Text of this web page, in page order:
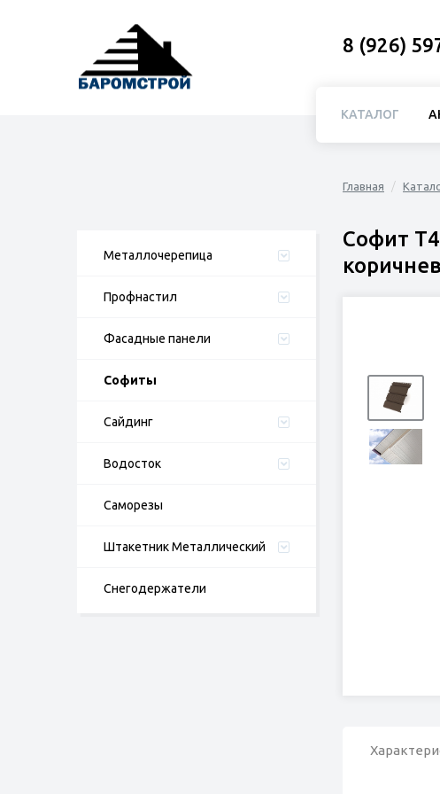
Металлочерепица
Профнастил
Фасадные панели
Софиты
Cайдинг
Водосток
Саморезы
Штакетник Металлический
Снегодержатели
Главная
Софит
8 (926)
КАТАЛОГ